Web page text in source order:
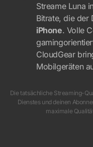
Streame Luna
Bitrate, die
iPhone. Volle
CloudGear
Mobilgeräten
Die tatsächliche Streaming-
Dienstes und deinen
maximale